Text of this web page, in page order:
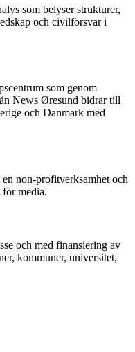
som belyser strukturer,
och civilförsvar i
som genom
News Øresund bidrar till
och Danmark med
non-profitverksamhet och
media.
och med finansiering av
kommuner, universitet,